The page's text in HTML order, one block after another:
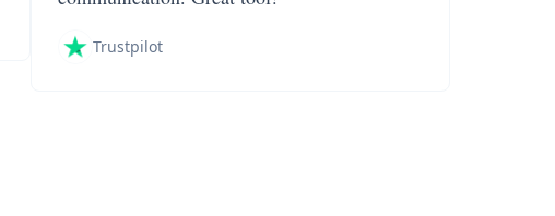
Trustpilot